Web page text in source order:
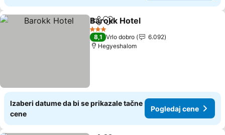
Deli Dodati u favorite
Barokk Hotel
3 Zvezdice
8,1 Vrlo dobro
6.092
Hegyeshalom
Izaberi datume da bi se prikazale tačne
cene
Pogledaj cene